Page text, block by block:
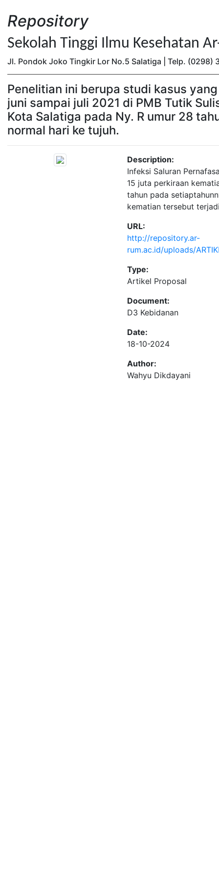
Repository
Sekolah Tinggi Ilmu Kesehatan
Jl. Pondok Joko Tingkir Lor No.5 Salatiga | Telp. (0298)
Penelitian ini berupa studi kasus
juni sampai juli 2021 di PMB Tutik
Kota Salatiga pada Ny. R umur 28
normal hari ke tujuh.
Description:
Infeksi Saluran
15 juta perkiraan
tahun pada
kematian tersebut
URL:
http://repository.ar-
rum.ac.id/uploads/
Type:
Artikel Proposal
Document:
D3 Kebidanan
Date:
18-10-2024
Author:
Wahyu Dikdayani